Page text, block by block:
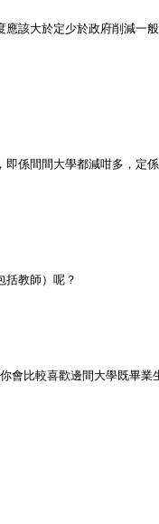
該大於定少於政府削減一
係間間大學都減咁多，定
括教師）呢？
會比較喜歡邊間大學既畢業